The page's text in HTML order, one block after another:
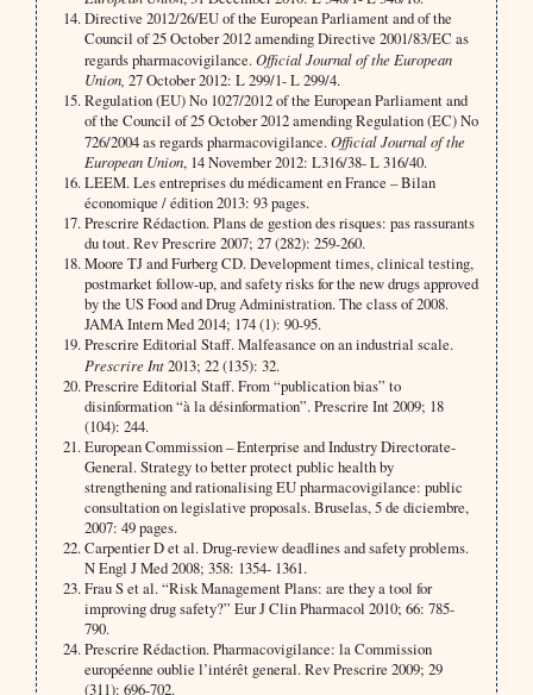
Directive 2012/26/EU of the European Parliament and of the
Council of 25 October 2012 amending Directive 2001/83/EC as
regards pharmacovigilance.Official Journal of the European
Union, 27 October 2012: L 299/1- L 299/4.
Regulation (EU) No 1027/2012 of the European Parliament and
of the Council of 25 October 2012 amending Regulation (EC) No
726/2004 as regards pharmacovigilance.Official Journal of the
European Union, 14 November 2012: L316/38- L 316/40.
LEEM. Les entreprises du médicament en France – Bilan
économique / édition 2013: 93 pages.
Prescrire Rédaction. Plans de gestion des risques: pas rassurants
du tout. Rev Prescrire 2007; 27 (282): 259-260.
Moore TJ and Furberg CD. Development times, clinical testing,
postmarket follow-up, and safety risks for the new drugs approved
by the US Food and Drug Administration. The class of 2008.
JAMA Intern Med 2014; 174 (1): 90-95.
Prescrire Editorial Staff. Malfeasance on an industrial scale.
Prescrire Int2013; 22 (135): 32.
Prescrire Editorial Staff. From “publication bias” to
disinformation “à la désinformation”. Prescrire Int 2009; 18
(104): 244.
European Commission – Enterprise and Industry Directorate-
General. Strategy to better protect public health by
strengthening and rationalising EU pharmacovigilance: public
consultation on legislative proposals. Bruselas, 5 de diciembre,
2007: 49 pages.
Carpentier D et al. Drug-review deadlines and safety problems.
N Engl J Med 2008; 358: 1354- 1361.
Frau S et al. “Risk Management Plans: are they a tool for
improving drug safety?” Eur J Clin Pharmacol 2010; 66: 785-
790.
Prescrire Rédaction. Pharmacovigilance: la Commission
européenne oublie l’intérêt general. Rev Prescrire 2009; 29
(311): 696-702.